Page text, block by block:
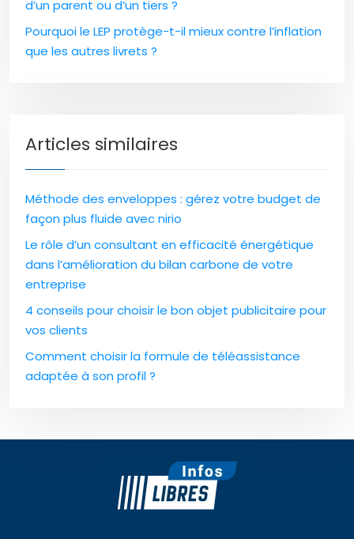
d’un parent ou d’un tiers ?
Pourquoi le LEP protège-t-il mieux contre l’inflation
que les autres livrets ?
Articles similaires
Méthode des enveloppes : gérez votre budget de
façon plus fluide avec nirio
Le rôle d’un consultant en efficacité énergétique
dans l’amélioration du bilan carbone de votre
entreprise
4 conseils pour choisir le bon objet publicitaire pour
vos clients
Comment choisir la formule de téléassistance
adaptée à son profil ?